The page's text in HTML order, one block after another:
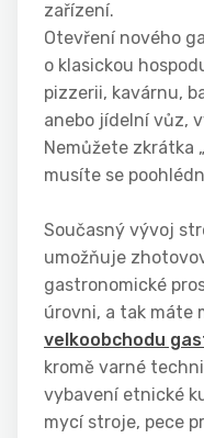
zařízení.
Otevření nového
o klasickou
pizzerii, kavárnu,
anebo jídelní vůz,
Nemůžete zkrátka
musíte se
Současný vývoj
umožňuje
gastronomické
úrovni, a tak máte
velkoobchodu
kromě varné
vybavení etnické
mycí stroje, pece